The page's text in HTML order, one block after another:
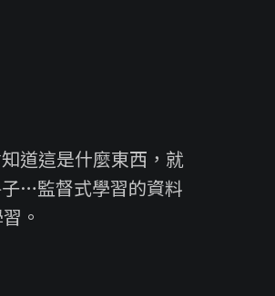
道這是什麼東西，就
…監督式學習的資料
。